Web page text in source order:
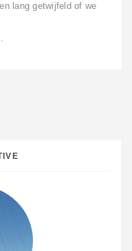
lang getwijfeld of we